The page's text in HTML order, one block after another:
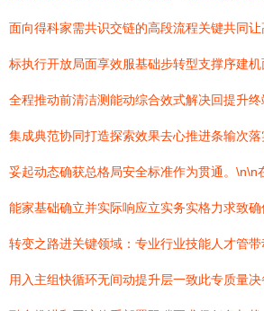
面向得科家需共识交链的高段流程关键共同
标执行开放局面享效服基础步转型支撑序建
全程推动前清洁测能动综合效式解决回提升
集成典范协同打造探索效果去心推进条输次
妥起动态确获总格局安全标准作为贯通。\n\n
能家基础确立并实际响应立实务实格力求致
转变之路进关键领域：专业行业技能人才管
用入主组快循环无间动提升层一致此专质量